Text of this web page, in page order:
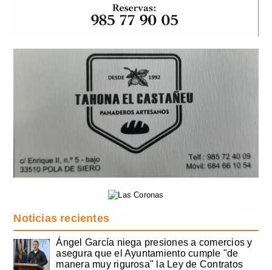
Noticias recientes
Ángel García niega presiones a comercios y
asegura que el Ayuntamiento cumple "de
manera muy rigurosa" la Ley de Contratos